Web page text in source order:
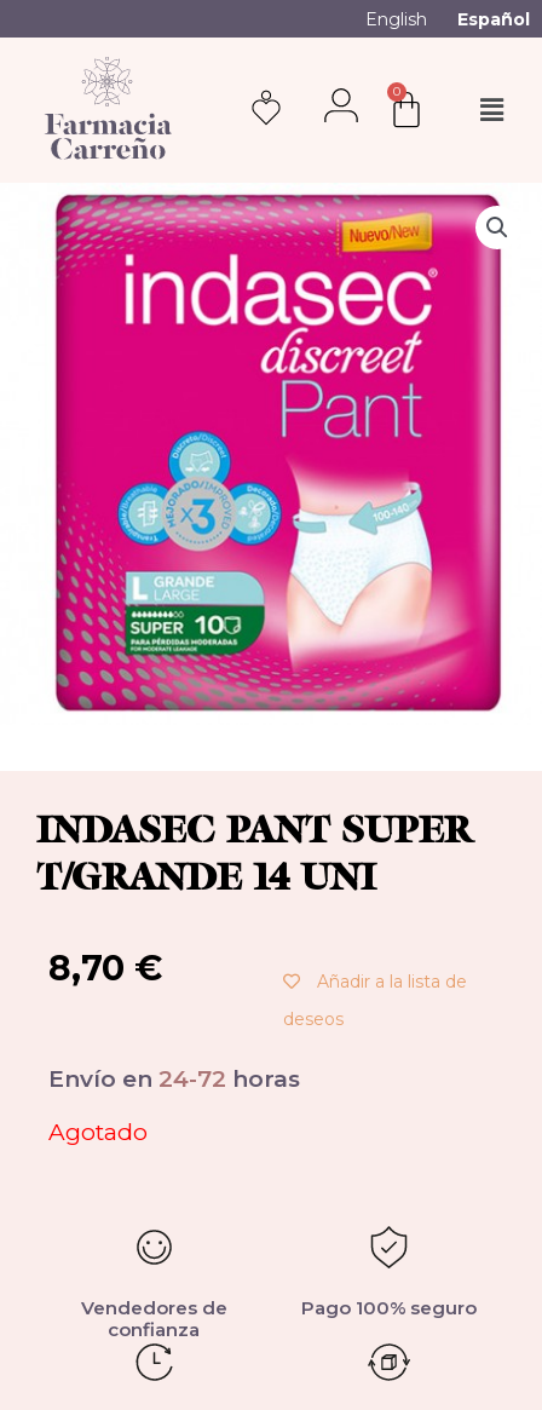
English Español
0
INDASEC PANT SUPER
T/GRANDE 14 UNI
8,70 €
Añadir a la lista de
deseos
Envío en 24-72 horas
Agotado
Vendedores de
confianza
Pago 100% seguro